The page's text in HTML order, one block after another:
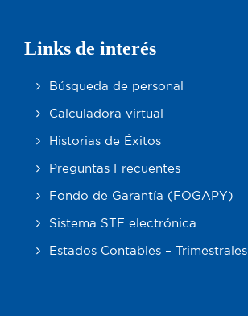
Links de interés
Búsqueda de personal
Calculadora virtual
Historias de Éxitos
Preguntas Frecuentes
Fondo de Garantía (FOGAPY)
Sistema STF electrónica
Estados Contables – Trimestrales